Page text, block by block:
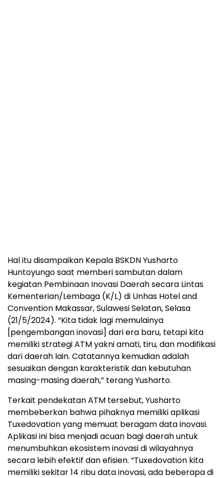
Hal itu disampaikan Kepala BSKDN Yusharto
Huntoyungo saat memberi sambutan dalam
kegiatan Pembinaan Inovasi Daerah secara Lintas
Kementerian/Lembaga (K/L) di Unhas Hotel and
Convention Makassar, Sulawesi Selatan, Selasa
(21/5/2024). “Kita tidak lagi memulainya
[pengembangan inovasi] dari era baru, tetapi kita
memiliki strategi ATM yakni amati, tiru, dan modifikasi
dari daerah lain. Catatannya kemudian adalah
sesuaikan dengan karakteristik dan kebutuhan
masing-masing daerah,” terang Yusharto.
Terkait pendekatan ATM tersebut, Yusharto
membeberkan bahwa pihaknya memiliki aplikasi
Tuxedovation yang memuat beragam data inovasi.
Aplikasi ini bisa menjadi acuan bagi daerah untuk
menumbuhkan ekosistem inovasi di wilayahnya
secara lebih efektif dan efisien. “Tuxedovation kita
memiliki sekitar 14 ribu data inovasi, ada beberapa di